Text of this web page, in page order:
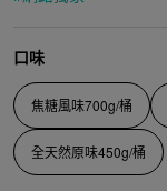
口味
焦糖風味700g/桶
全天然原味450g/桶